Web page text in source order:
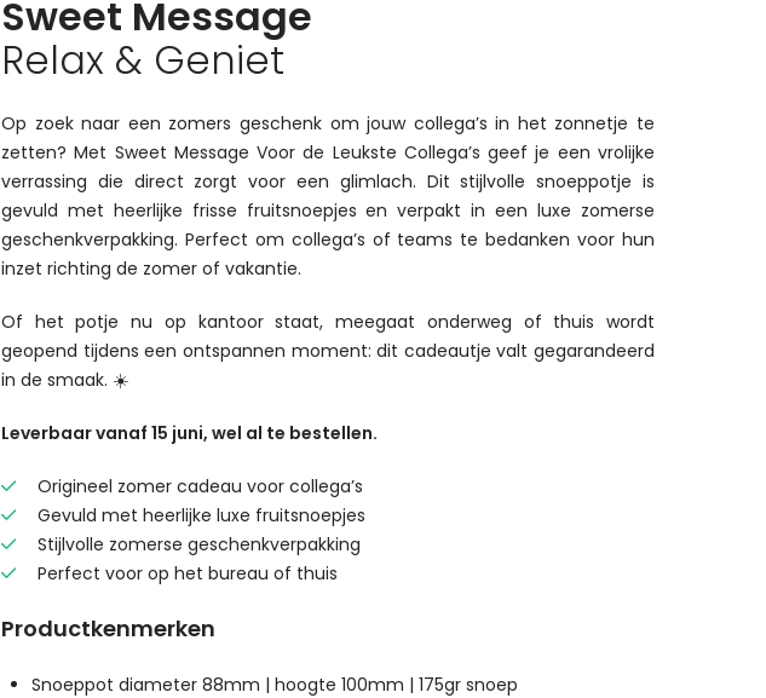
Sweet Message
Relax & Geniet
Op zoek naar een zomers geschenk om jouw collega’s in het zonnetje te
zetten? Met Sweet Message Voor de Leukste Collega’s geef je een vrolijke
verrassing die direct zorgt voor een glimlach. Dit stijlvolle snoeppotje is
gevuld met heerlijke frisse fruitsnoepjes en verpakt in een luxe zomerse
geschenkverpakking. Perfect om collega’s of teams te bedanken voor hun
inzet richting de zomer of vakantie.
Of het potje nu op kantoor staat, meegaat onderweg of thuis wordt
geopend tijdens een ontspannen moment: dit cadeautje valt gegarandeerd
in de smaak. ☀️
Leverbaar vanaf 15 juni, wel al te bestellen.
Origineel zomer cadeau voor collega’s
Gevuld met heerlijke luxe fruitsnoepjes
Stijlvolle zomerse geschenkverpakking
Perfect voor op het bureau of thuis
Productkenmerken
Snoeppot diameter 88mm | hoogte 100mm | 175gr snoep